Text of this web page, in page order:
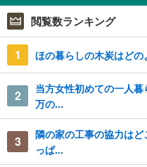
閲覧数ランキング
1 ほの暮らしの木炭はどの
2
当方女性初めての一人
万の...
3
隣の家の工事の協力は
っぱ...